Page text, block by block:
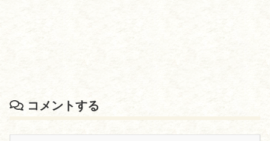
コメントする